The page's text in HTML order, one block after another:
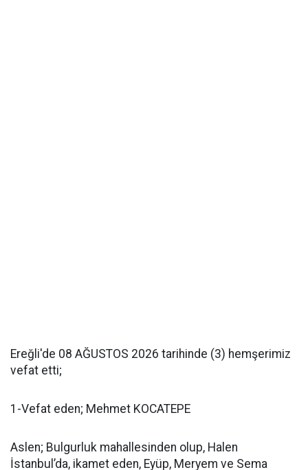
Ereğli'de 08 AĞUSTOS 2026 tarihinde (3) hemşerimiz
vefat etti;
1-Vefat eden; Mehmet KOCATEPE
Aslen; Bulgurluk mahallesinden olup, Halen
İstanbul’da, ikamet eden, Eyüp, Meryem ve Sema